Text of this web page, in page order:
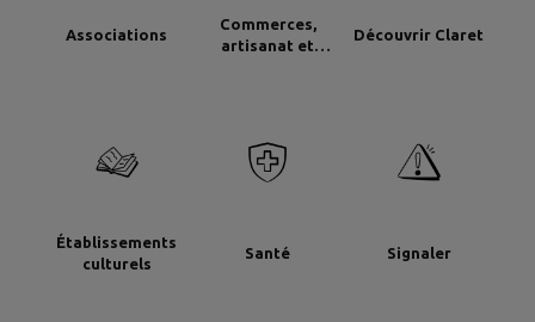
Associations
Commerces,
artisanat et
Découvrir Claret
Établissements
culturels
Santé Signaler